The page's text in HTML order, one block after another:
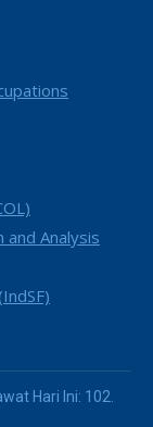
Analysis
Hari Ini: 102.